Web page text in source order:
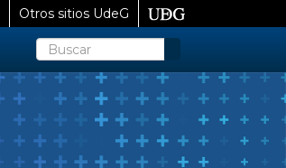
Otros sitios UdeG
Buscar